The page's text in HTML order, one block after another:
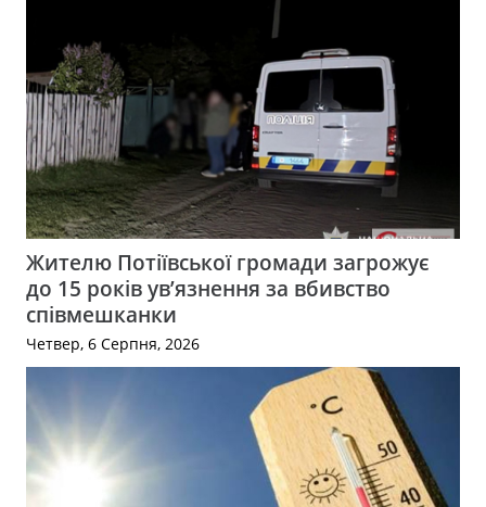
Жителю Потіївської громади загрожує
до 15 років ув’язнення за вбивство
співмешканки
Четвер, 6 Серпня, 2026